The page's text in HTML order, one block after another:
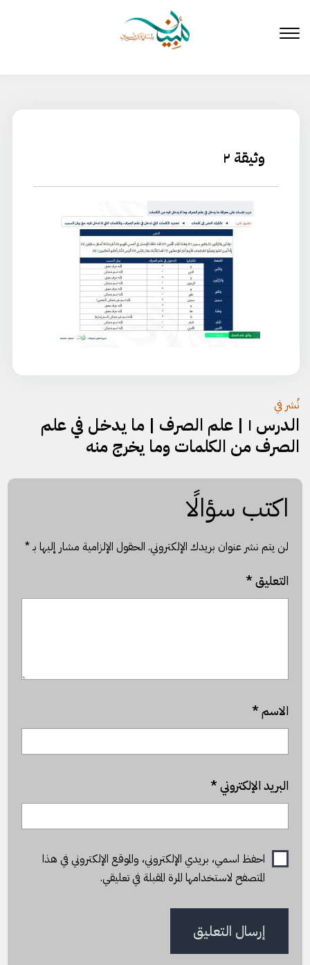
المحتوى
وثيقة ٢
تصفّح
المقالات
نُشر في
الدرس ١ | علم الصرف | ما يدخل في علم
الصرف من الكلمات وما يخرج منه
اكتب سؤالًا
لن يتم نشر عنوان بريدك الإلكتروني. الحقول الإلزامية مشار إليها بـ*
التعليق*
الاسم*
البريد الإلكتروني*
احفظ اسمي، بريدي الإلكتروني، والموقع الإلكتروني في هذا
المتصفح لاستخدامها المرة المقبلة في تعليقي.